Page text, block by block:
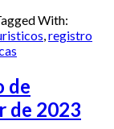
With:
registro
de
de 2023